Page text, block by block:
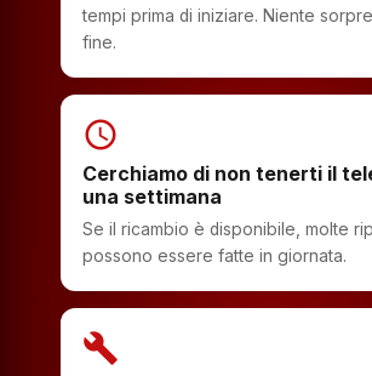
tempi prima di iniziare. Niente
fine.
schedule
Cerchiamo di non tenerti il
una settimana
Se il ricambio è disponibile, molte
possono essere fatte in giornata.
build